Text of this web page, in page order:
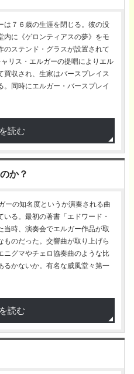
は７６歳の生涯を閉じる。彼の没
内に《ゲロンティアスの夢》をモ
のステンド・グラスが設置されて
リス・エルガーの提唱によりエル
買収され、生家はバースプレイス
。同時にエルガー・バースプレイ
読む
か？
ーの知名度というか演奏される曲
る。最初の著書「エドワード・
当時、演奏会でエルガー作品が取
ものだった。交響曲が取り上げら
ニグマやチェロ協奏曲のような比
るかないか。有名な威風堂々第一
読む